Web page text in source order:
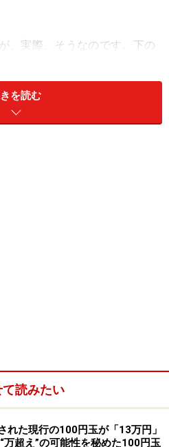
、実際、そうなのです。下の
を読む
て読みたい
れた現行の100円玉が「13万円」
万超え”の可能性を秘めた100円玉